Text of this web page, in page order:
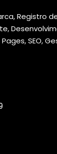
Registro
SEO,